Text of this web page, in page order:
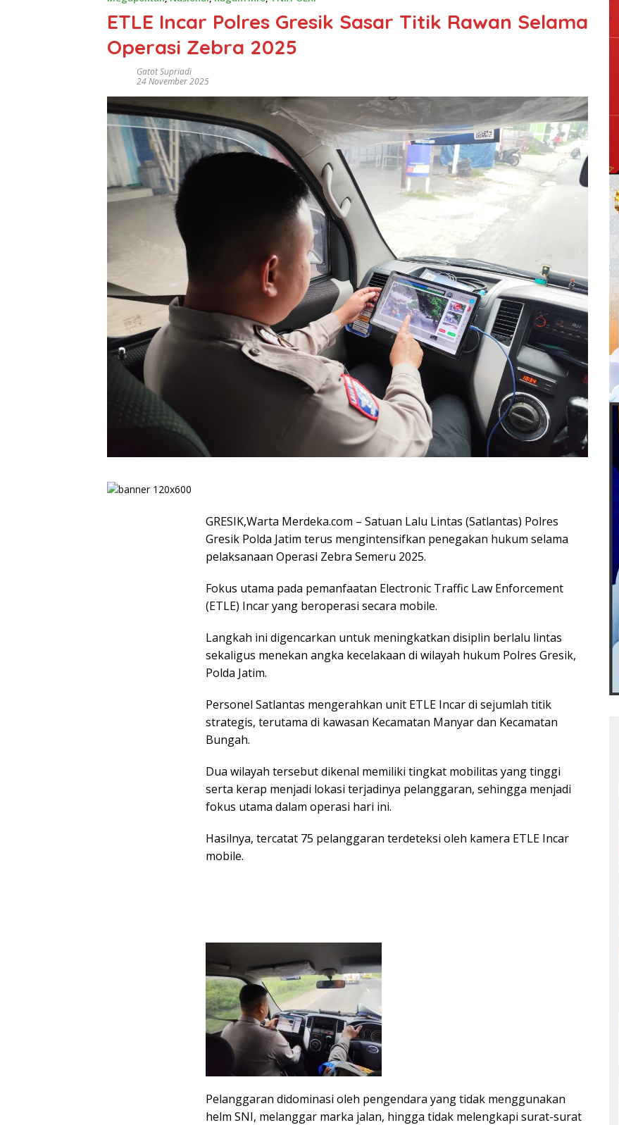
ETLE Incar Polres Gresik Sasar Titik Rawan Selama
Operasi Zebra 2025
Gatot Supriadi
24 November 2025
GRESIK,Warta Merdeka.com – Satuan Lalu Lintas (Satlantas) Polres
Gresik Polda Jatim terus mengintensifkan penegakan hukum selama
pelaksanaan Operasi Zebra Semeru 2025.
Fokus utama pada pemanfaatan Electronic Traffic Law Enforcement
(ETLE) Incar yang beroperasi secara mobile.
Langkah ini digencarkan untuk meningkatkan disiplin berlalu lintas
sekaligus menekan angka kecelakaan di wilayah hukum Polres Gresik,
Polda Jatim.
Personel Satlantas mengerahkan unit ETLE Incar di sejumlah titik
strategis, terutama di kawasan Kecamatan Manyar dan Kecamatan
Bungah.
Dua wilayah tersebut dikenal memiliki tingkat mobilitas yang tinggi
serta kerap menjadi lokasi terjadinya pelanggaran, sehingga menjadi
fokus utama dalam operasi hari ini.
Hasilnya, tercatat 75 pelanggaran terdeteksi oleh kamera ETLE Incar
mobile.
Pelanggaran didominasi oleh pengendara yang tidak menggunakan
helm SNI, melanggar marka jalan, hingga tidak melengkapi surat-surat